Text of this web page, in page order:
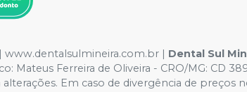
www.dentalsulmineira.com.br | Dental Sul
Mateus Ferreira de Oliveira - CRO/MG: CD
Em caso de divergência de